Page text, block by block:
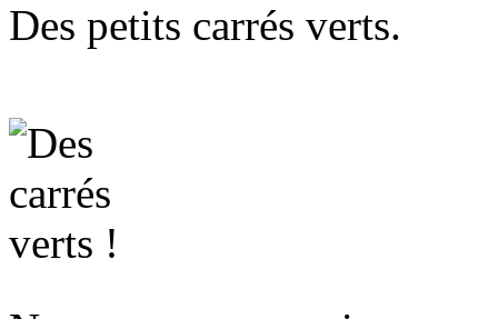
Des petits carrés verts.